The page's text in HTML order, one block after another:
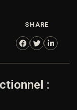
SHARE
: